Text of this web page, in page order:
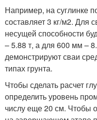
Например, на суглинке
составляет 3 кг/м2. Для
несущей способности
– 5.88 т, а для 600 мм –
демонстрируют сваи
типах грунта.
Чтобы сделать расчет
определить уровень
числу еще 20 см. Чтобы